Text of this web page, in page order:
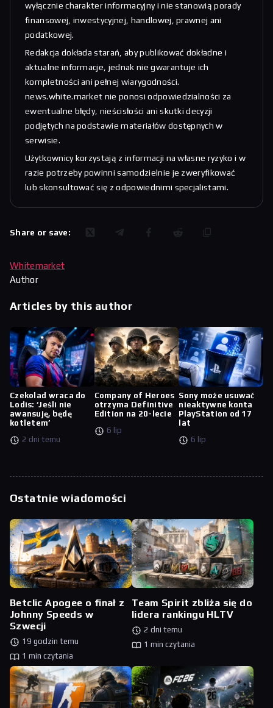
wyłącznie charakter informacyjny i nie stanowią porady
finansowej, inwestycyjnej, handlowej, prawnej ani
podatkowej.
Redakcja dokłada starań, aby publikować dokładne i
aktualne informacje, jednak nie gwarantuje ich
kompletności ani pełnej wiarygodności.
news.white.market nie ponosi odpowiedzialności za
ewentualne błędy, nieścisłości ani skutki decyzji
podjętych na podstawie materiałów dostępnych w
serwisie.
Użytkownicy korzystają z informacji na własne ryzyko i w
razie potrzeby powinni samodzielnie je zweryfikować
lub skonsultować się z odpowiednimi specjalistami.
Share or save:
Whitemarket
Author
Articles by this author
Czekolad wraca do
Lodis: ‘Jeśli nie
awansuję, będę
kotletem’
2 dni temu
Company of Heroes
otrzyma Definitive
Edition na 20-lecie
6 lip
Sony może usuwać
nieaktywne konta
PlayStation od 17
lat
6 lip
Ostatnie wiadomości
Betclic Apogee o finał z
Johnny Speeds w
Szwecji
19 godzin temu
1 min czytania
Team Spirit zbliża się do
lidera rankingu HLTV
2 dni temu
1 min czytania